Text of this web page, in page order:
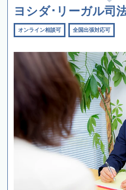
ヨシダ･リーガル司
オンライン相談可 全国出張対応可